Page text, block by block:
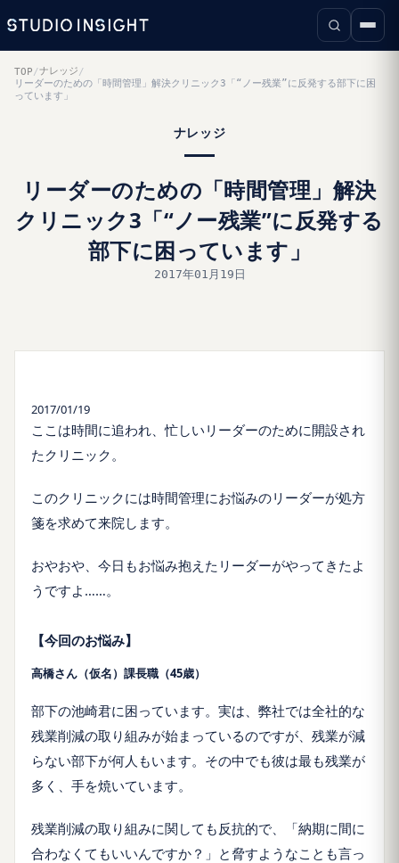
TOP /ナレッジ /
リーダーのための「時間管理」解決クリニック3「“ノー残業”に反発する部下に困
っています」
ナレッジ
リーダーのための「時間管理」解決
クリニック3「“ノー残業”に反発する
部下に困っています」
2017年01月19日
2017/01/19
ここは時間に追われ、忙しいリーダーのために開設され
たクリニック。
このクリニックには時間管理にお悩みのリーダーが処方
箋を求めて来院します。
おやおや、今日もお悩み抱えたリーダーがやってきたよ
うですよ……。
【今回のお悩み】
高橋さん（仮名）課長職（45歳）
部下の池崎君に困っています。実は、弊社では全社的な
残業削減の取り組みが始まっているのですが、残業が減
らない部下が何人もいます。その中でも彼は最も残業が
多く、手を焼いています。
残業削減の取り組みに関しても反抗的で、「納期に間に
合わなくてもいいんですか？」と脅すようなことも言っ